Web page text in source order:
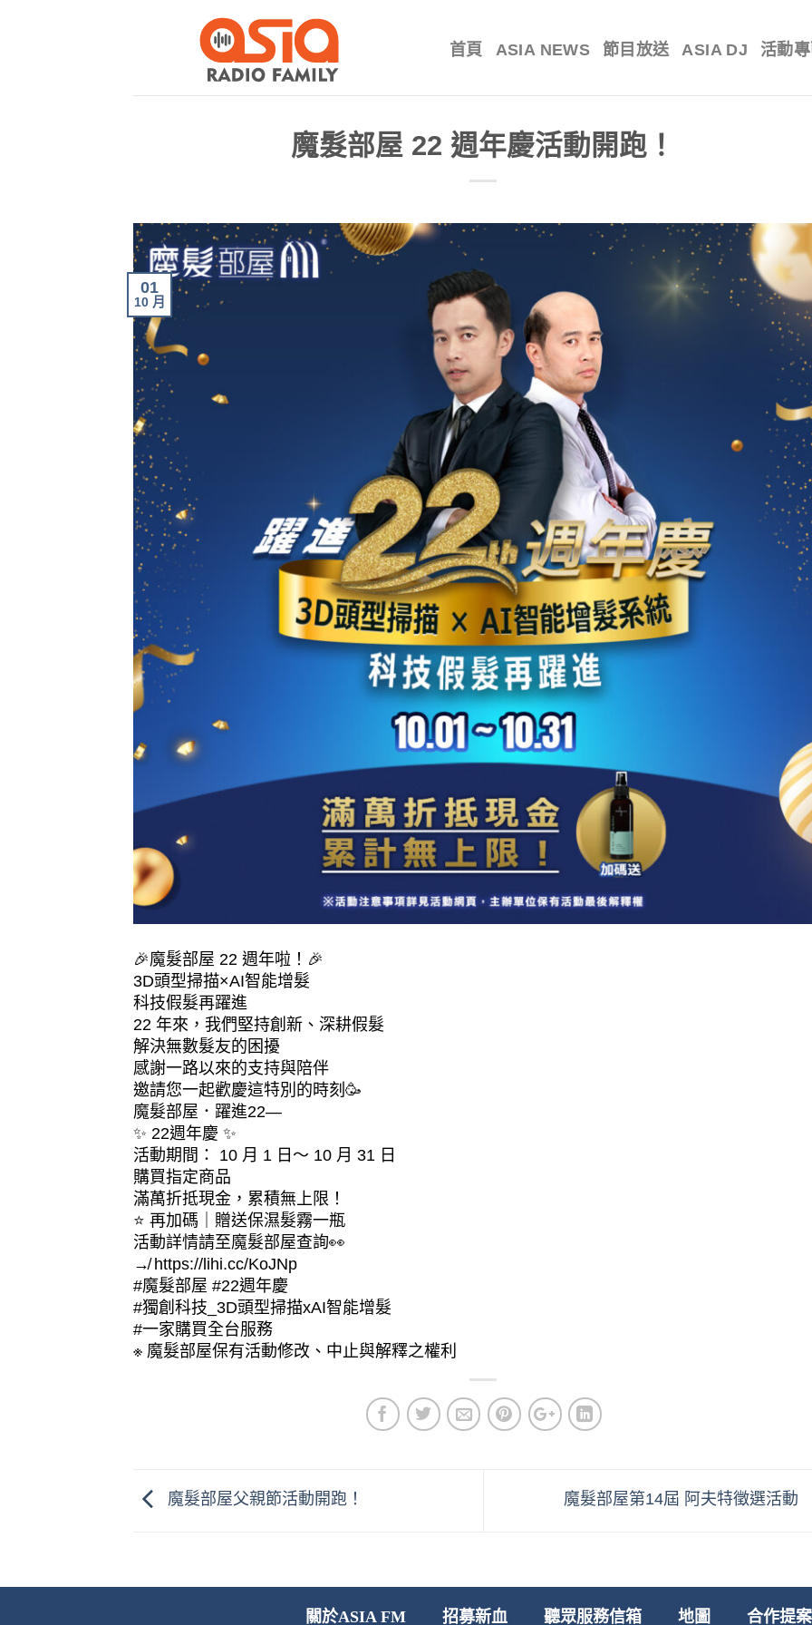
首頁 ASIA NEWS 節目放送 ASIA DJ 活動
魔髮部屋 22 週年慶活動開跑！
01
10 月
🎉魔髮部屋 22 週年啦！🎉
3D頭型掃描×AI智能增髮
科技假髮再躍進
22 年來，我們堅持創新、深耕假髮
解決無數髮友的困擾
感謝一路以來的支持與陪伴
邀請您一起歡慶這特別的時刻🥳
魔髮部屋．躍進22—
✨ 22週年慶 ✨
活動期間： 10 月 1 日～ 10 月 31 日
購買指定商品
滿萬折抵現金，累積無上限！
⭐️ 再加碼｜贈送保濕髮霧一瓶
活動詳情請至魔髮部屋查詢👀
↛ https://lihi.cc/KoJNp
#魔髮部屋 #22週年慶
#獨創科技_3D頭型掃描xAI智能增髮
#一家購買全台服務
※ 魔髮部屋保有活動修改、中止與解釋之權利
魔髮部屋父親節活動開跑！ 魔髮部屋第14屆 阿夫特徵選活動
關於ASIA FM 招募新血 聽眾服務信箱 地圖 合作提案